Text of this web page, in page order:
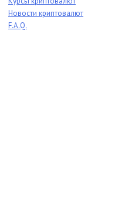
Новости криптовалют
F.A.Q.